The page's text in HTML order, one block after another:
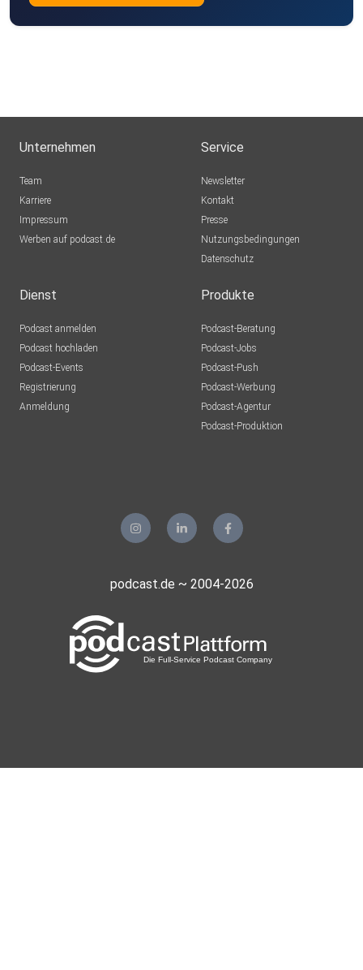
Unternehmen
Team
Karriere
Impressum
Werben auf podcast.de
Service
Newsletter
Kontakt
Presse
Nutzungsbedingungen
Datenschutz
Dienst
Podcast anmelden
Podcast hochladen
Podcast-Events
Registrierung
Anmeldung
Produkte
Podcast-Beratung
Podcast-Jobs
Podcast-Push
Podcast-Werbung
Podcast-Agentur
Podcast-Produktion
podcast.de ~ 2004-2026